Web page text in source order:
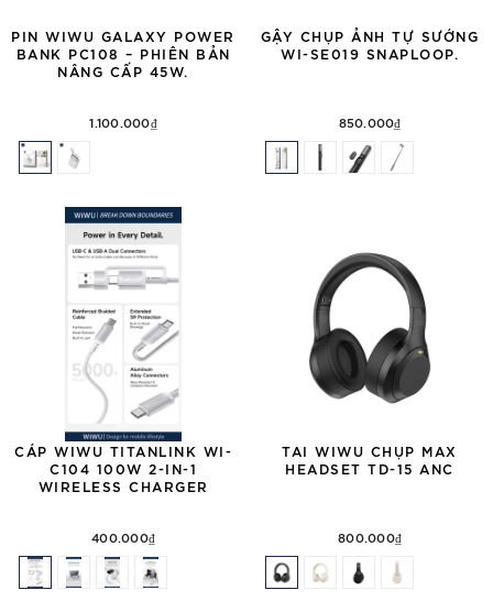
PIN WIWU GALAXY POWER
BANK PC108 – PHIÊN BẢN
NÂNG CẤP 45W.
1.100.000₫
GẬY CHỤP ẢNH TỰ SƯỚNG
WI-SE019 SNAPLOOP.
850.000₫
CÁP WIWU TITANLINK WI-
C104 100W 2-IN-1
WIRELESS CHARGER
400.000₫
TAI WIWU CHỤP MAX
HEADSET TD-15 ANC
800.000₫